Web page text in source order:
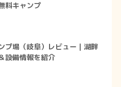
料キャンプ
プ場（岐阜）レビュー｜湖畔
設備情報を紹介